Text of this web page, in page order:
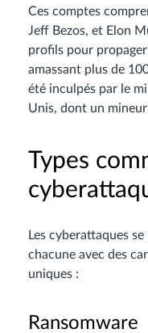
Ces comptes
Jeff Bezos, et Elon
profils pour
amassant plus de
été inculpés par le
Unis, dont un mineur
Types
Les cyberattaques
chacune avec des
uniques :
Ransomware